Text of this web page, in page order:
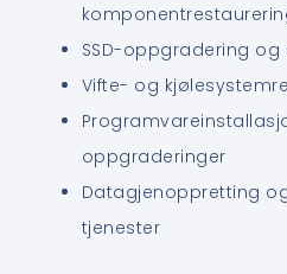
SSD-oppgradering
Vifte- og
oppgraderinger
Datagjenoppretting
tjenester